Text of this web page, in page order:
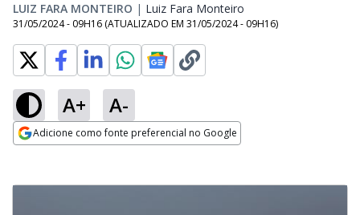
LUIZ FARA MONTEIRO | Luiz Fara Monteiro
31/05/2024 - 09H16 (ATUALIZADO EM 31/05/2024 - 09H16)
A+ A-
Adicione como fonte preferencial no Google